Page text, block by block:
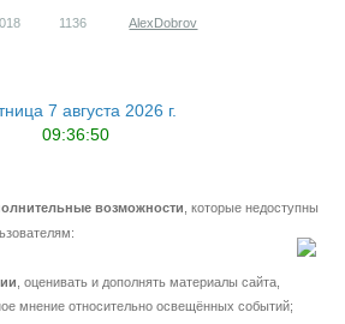
1136 AlexDobrov
7 августа 2026 г.
09:36:50
возможности , которые недоступны
, оценивать и дополнять материалы сайта,
мнение относительно освещённых событий;